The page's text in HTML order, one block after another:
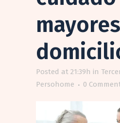
Posted at 21:39h in
Persohome
0